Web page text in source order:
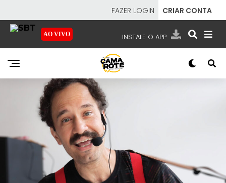
FAZER LOGIN CRIAR CONTA
AO VIVO INSTALE O APP
EMISSORAS
NOSSAS REDES
SBT - SISTEMA BRASILEIRO DE TELEVISÃO